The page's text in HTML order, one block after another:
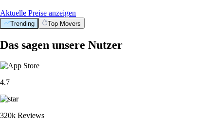
Aktuelle Preise anzeigen
Trending Top Movers
Das sagen unsere Nutzer
4.7
320k Reviews